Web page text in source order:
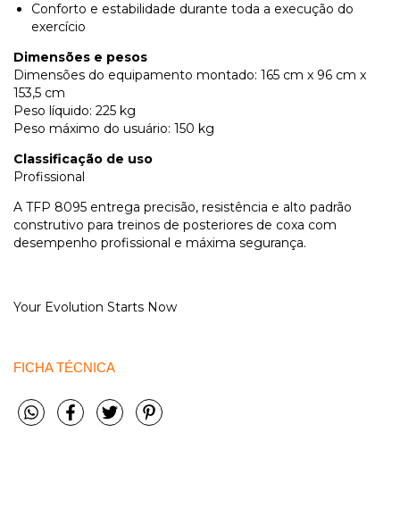
Conforto e estabilidade durante toda a execução do
exercício
Dimensões e pesos
Dimensões do equipamento montado: 165 cm x 96 cm x
153,5 cm
Peso líquido: 225 kg
Peso máximo do usuário: 150 kg
Classificação de uso
Profissional
A TFP 8095 entrega precisão, resistência e alto padrão
construtivo para treinos de posteriores de coxa com
desempenho profissional e máxima segurança.
Your Evolution Starts Now
FICHA TÉCNICA